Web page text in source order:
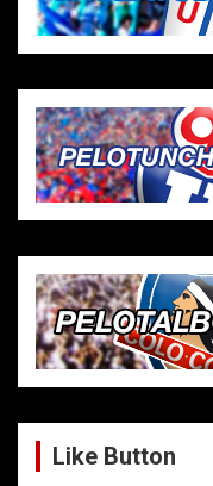
Like Button